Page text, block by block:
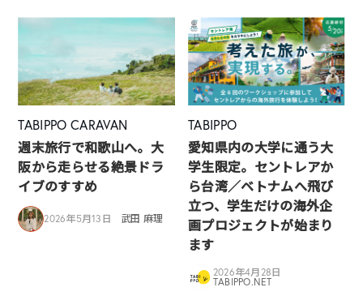
TABIPPO CARAVAN
週末旅行で和歌山へ。大
阪から走らせる絶景ドラ
イブのすすめ
2026年5月13日 武田 麻理
TABIPPO
愛知県内の大学に通う大
学生限定。セントレアか
ら台湾／ベトナムへ飛び
立つ、学生だけの海外企
画プロジェクトが始まり
ます
2026年4月28日
TABIPPO.NET